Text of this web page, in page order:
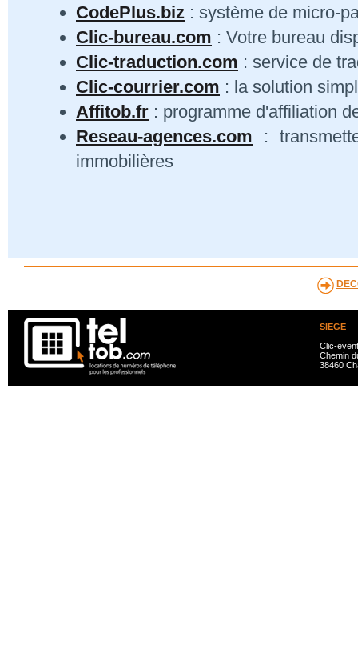
CodePlus.biz : système de micro-
Clic-bureau.com : Votre bureau
Clic-traduction.com : service de
Clic-courrier.com : la solution
Affitob.fr : programme d'affiliation
Reseau-agences.com :
immobilières
SIEGE
Clic-
Chemin
38460